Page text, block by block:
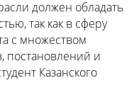
должен обладать
так как в сферу
с множеством
постановлений и
Казанского